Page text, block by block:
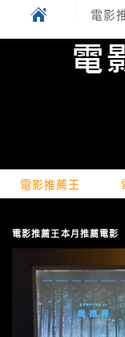
電影
電影推薦王
電影推薦王本月推薦電影